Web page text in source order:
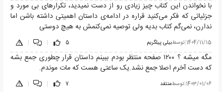
با نخواندن این کتاب چیز زیادی رو از دست نمیدید، تکرار‌های بی مورد و
جزئیاتی که فکر می‌کنید قراره در ادامه‌ی داستان اهمیتی داشته باشن اما
ندارن، نمی‌گم کتاب بدیه ولی توصیه نمی‌کنمش به هیچ دوستی
1404/11/15
|توسطبیلی پیلگریم 5
|
|
مگه میشه ؟ ۱۲۰۰ صفحه منتظر بودم ببینم داستان قرار چطوری جمع بشه
که دست آخرم اصلا جمع نشد.یک ساعتی هست که مات موندم.
1403/01/06
|توسطمنتقد 7
|
|